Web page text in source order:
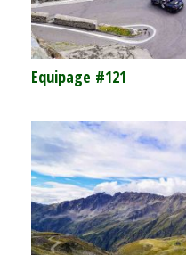
Equipage #121